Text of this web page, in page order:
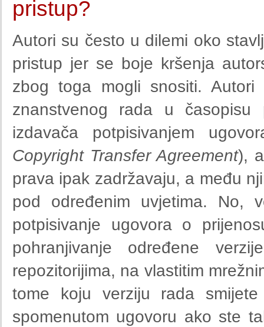
pristup?
Autori su često u dilemi oko
pristup jer se boje kršenja
zbog toga mogli snositi. Autori
znanstvenog rada u
izdavača potpisivanjem
Copyright Transfer Agreement),
prava ipak zadržavaju, a među
pod određenim uvjetima. No,
potpisivanje ugovora o
pohranjivanje određene
repozitorijima, na vlastitim
tome koju verziju rada
spomenutom ugovoru ako ste